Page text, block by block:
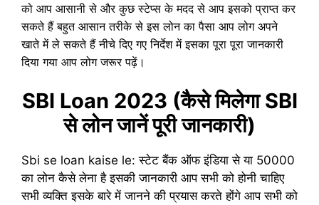
को आप आसानी से और कुछ स्टेप्स के मदद से आप इसको प्राप्त कर
सकते हैं बहुत आसान तरीके से इस लोन का पैसा आप लोग अपने
खाते में ले सकते हैं नीचे दिए गए निर्देश में इसका पूरा पूरा जानकारी
दिया गया आप लोग जरूर पढ़ें।
SBI Loan 2023 (कैसे मिलेगा SBI
से लोन जानें पूरी जानकारी)
Sbi se loan kaise le: स्टेट बैंक ऑफ इंडिया से या 50000
का लोन कैसे लेना है इसकी जानकारी आप सभी को होनी चाहिए
सभी व्यक्ति इसके बारे में जानने की प्रयास करते होंगे आप सभी को